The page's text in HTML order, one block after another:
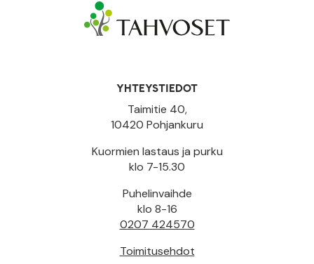
YHTEYSTIEDOT
Taimitie 40,
10420 Pohjankuru
Kuormien lastaus ja purku
klo 7-15.30
Puhelinvaihde
klo 8-16
0207 424570
Toimitusehdot